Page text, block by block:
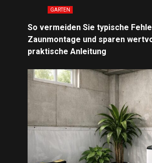
GARTEN
So vermeiden Sie typische
Zaunmontage und sparen
praktische Anleitung